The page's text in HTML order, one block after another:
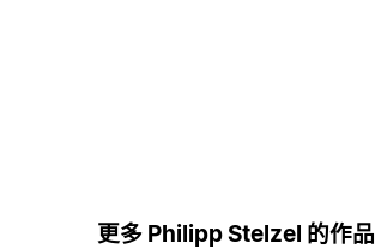
更多 Philipp Stelzel 的作品